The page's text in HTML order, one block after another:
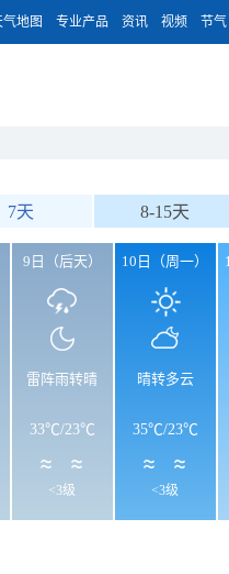
气地图 专业产品 资讯 视频 节气
7天 8-15天
9日（后天）
雷阵雨转晴
33℃/23℃
<3级
10日（周一）
晴转多云
35℃/23℃
<3级